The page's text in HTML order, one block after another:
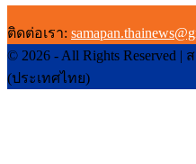
ติดต่อเรา:
© 2026 - All Rights
(ประเทศไทย)